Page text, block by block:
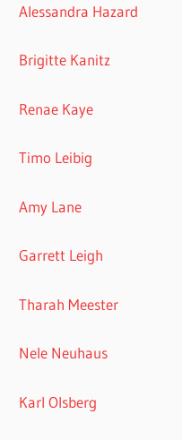
Alessandra Hazard
Brigitte Kanitz
Renae Kaye
Timo Leibig
Amy Lane
Garrett Leigh
Tharah Meester
Nele Neuhaus
Karl Olsberg